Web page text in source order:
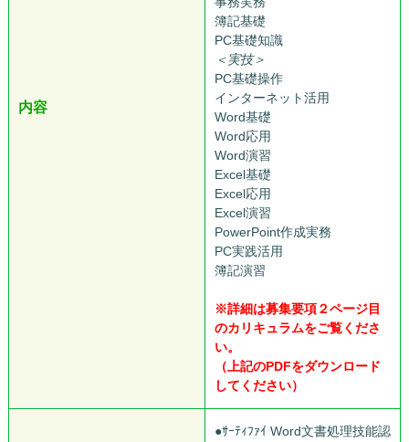
内容
簿記基礎
PC基礎知識
＜実技＞
PC基礎操作
インターネット活用
Word基礎
Word応用
Word演習
Excel基礎
Excel応用
Excel演習
PowerPoint作成実務
PC実践活用
簿記演習
※詳細は募集要項２ページ目
のカリキュラムをご覧くださ
い。
（上記のPDFをダウンロード
してください）
●ｻｰﾃｨﾌｧｲ Word文書処理技能認